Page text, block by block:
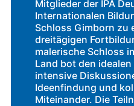
Mitglieder der IPA
Internationalen
Schloss Gimborn zu
dreitägigen
malerische Schloss
Land bot den
intensive
Ideenfindung und
Miteinander. Die